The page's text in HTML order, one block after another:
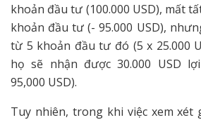
khoản đầu tư (100.000 USD), mất
khoản đầu tư (- 95.000 USD),
từ 5 khoản đầu tư đó (5 x 25.000
họ sẽ nhận được 30.000 USD
95,000 USD).
Tuy nhiên, trong khi việc xem xét